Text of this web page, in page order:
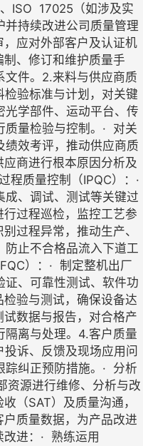
ISO 17025（如涉及实
持续改进公司质量管理
应对外部客户及认证机
、修订和维护质量手
文件。2.来料与供应商质
验标准与计划，对关键
光学部件、运动平台、传
质量检验与控制。· 对关
效考评，推动供应商质
商进行根本原因分析及
质量控制（IPQC）：·
、调试、测试等关键过
过程巡检，监控工艺参
过程异常，推动生产、
止不合格品流入下道工
）：· 制定整机出厂
、可靠性测试、软件功
验与测试，确保设备达
数据与报告，对合格产
隔离与处理。4.客户质量
诉、反馈及现场应用问
踪纠正预防措施。· 分析
资源进行维修、分析与改
（SAT）及质量沟通，
质量数据，为产品改进
进：· 熟练运用